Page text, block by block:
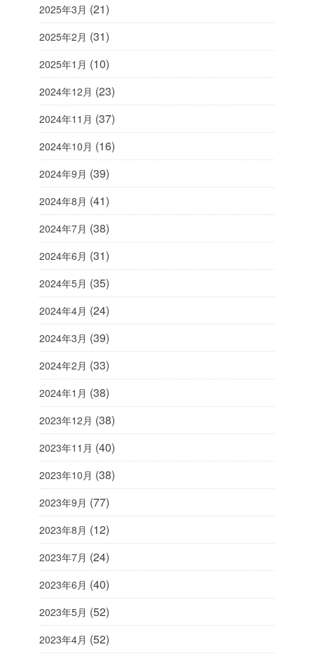
2025年3月 (21)
2025年2月 (31)
2025年1月 (10)
2024年12月 (23)
2024年11月 (37)
2024年10月 (16)
2024年9月 (39)
2024年8月 (41)
2024年7月 (38)
2024年6月 (31)
2024年5月 (35)
2024年4月 (24)
2024年3月 (39)
2024年2月 (33)
2024年1月 (38)
2023年12月 (38)
2023年11月 (40)
2023年10月 (38)
2023年9月 (77)
2023年8月 (12)
2023年7月 (24)
2023年6月 (40)
2023年5月 (52)
2023年4月 (52)